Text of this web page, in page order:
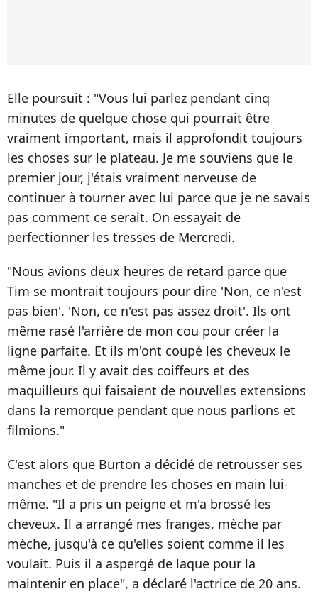
Elle poursuit : "Vous lui parlez pendant cinq
minutes de quelque chose qui pourrait être
vraiment important, mais il approfondit toujours
les choses sur le plateau. Je me souviens que le
premier jour, j'étais vraiment nerveuse de
continuer à tourner avec lui parce que je ne savais
pas comment ce serait. On essayait de
perfectionner les tresses de Mercredi.
"Nous avions deux heures de retard parce que
Tim se montrait toujours pour dire 'Non, ce n'est
pas bien'. 'Non, ce n'est pas assez droit'. Ils ont
même rasé l'arrière de mon cou pour créer la
ligne parfaite. Et ils m'ont coupé les cheveux le
même jour. Il y avait des coiffeurs et des
maquilleurs qui faisaient de nouvelles extensions
dans la remorque pendant que nous parlions et
filmions."
C'est alors que Burton a décidé de retrousser ses
manches et de prendre les choses en main lui-
même. "Il a pris un peigne et m'a brossé les
cheveux. Il a arrangé mes franges, mèche par
mèche, jusqu'à ce qu'elles soient comme il les
voulait. Puis il a aspergé de laque pour la
maintenir en place", a déclaré l'actrice de 20 ans.